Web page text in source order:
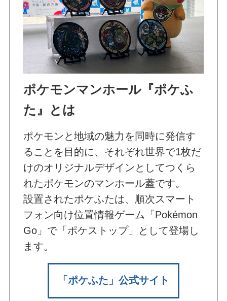
ポケモンマンホール『ポケふ
た』とは
ポケモンと地域の魅力を同時に発信す
ることを目的に、それぞれ世界で1枚だ
けのオリジナルデザインとしてつくら
れたポケモンのマンホール蓋です。
設置されたポケふたは、順次スマート
フォン向け位置情報ゲーム「Pokémon
Go」で「ポケストップ」として登場し
ます。
「ポケふた」公式サイト